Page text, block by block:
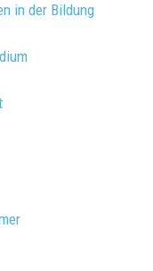
in der Bildung